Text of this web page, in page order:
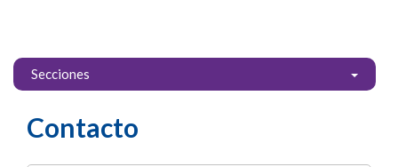
Secciones
Contacto